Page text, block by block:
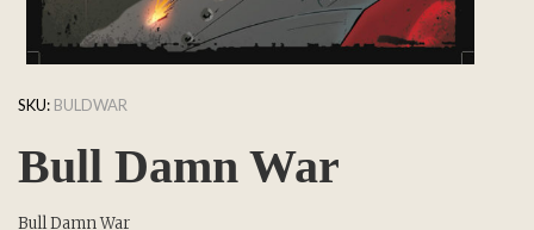
SKU: BULDWAR
Bull Damn War
Bull Damn War